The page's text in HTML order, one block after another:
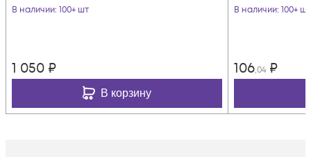
В наличии: 100+ шт
1 050 ₽
В корзину
В наличии: 100+ шт
106,04 ₽